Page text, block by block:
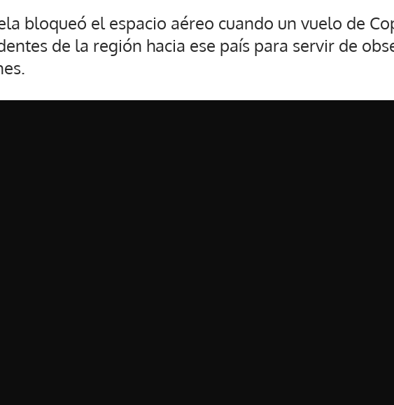
bloqueó el espacio aéreo cuando un vuelo de
de la región hacia ese país para servir de